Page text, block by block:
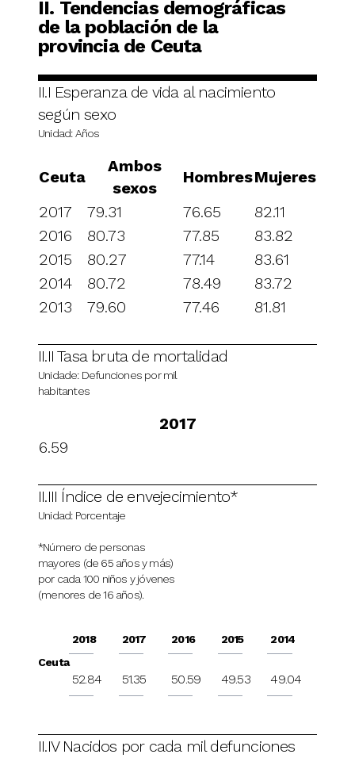
II. Tendencias demográficas
de la población de la
provincia de Ceuta
II.I Esperanza de vida al nacimiento
según sexo
Unidad: Años
Ceuta
Ambos
sexos
HombresMujeres
2017
79.31 76.65
82.11
2016
80.73 77.85
83.82
2015
80.27 77.14
83.61
2014
80.72 78.49
83.72
2013
79.60 77.46 81.81
II.II Tasa bruta de mortalidad
Unidade: Defunciones por mil
habitantes
2017
6.59
II.III Índice de envejecimiento*
Unidad: Porcentaje
*Número de personas
mayores (de 65 años y más)
por cada 100 niños y jóvenes
(menores de 16 años).
Ceuta
2018
52.84
2017
51.35
2016
50.59
2015
49.53
2014
49.04
II.IV Nacidos por cada mil defunciones